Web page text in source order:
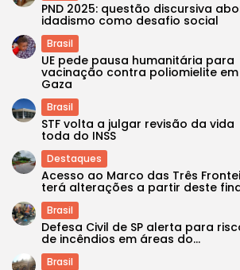
PND 2025: questão discursiva
idadismo como desafio social
Brasil
UE pede pausa humanitária para
vacinação contra poliomielite em
Gaza
Brasil
STF volta a julgar revisão da vida
toda do INSS
Destaques
Acesso ao Marco das Três
terá alterações a partir deste
Brasil
Defesa Civil de SP alerta para
de incêndios em áreas do...
Brasil